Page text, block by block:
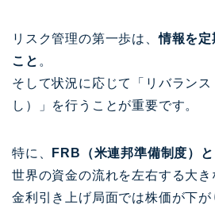
リスク管理の第一歩は、情報を定
こと 。
そして状況に応じて「リバラン
し）」を行うことが重要です。
特に、 FRB（米連邦準備制度）
世界の資金の流れを左右する大き
金利引き上げ局面では株価が下が